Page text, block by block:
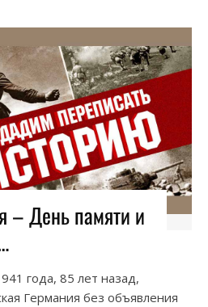
– День памяти и
года, 85 лет назад,
Германия без объявления